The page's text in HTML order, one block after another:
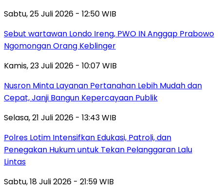
Sabtu, 25 Juli 2026 - 12:50 WIB
Sebut wartawan Londo Ireng, PWO IN Anggap Prabowo
Ngomongan Orang Keblinger
Kamis, 23 Juli 2026 - 10:07 WIB
Nusron Minta Layanan Pertanahan Lebih Mudah dan
Cepat, Janji Bangun Kepercayaan Publik
Selasa, 21 Juli 2026 - 13:43 WIB
Polres Lotim Intensifkan Edukasi, Patroli, dan
Penegakan Hukum untuk Tekan Pelanggaran Lalu
Lintas
Sabtu, 18 Juli 2026 - 21:59 WIB